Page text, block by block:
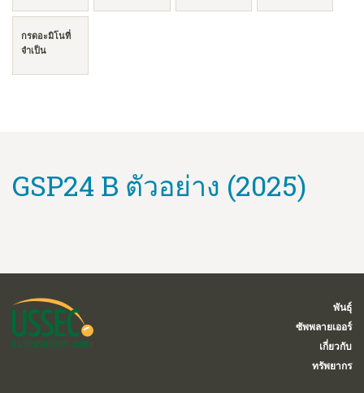
กรดอะมิโนที่
จำเป็น
GSP24 B ตัวอย่าง (2025)
พันธุ์
ซัพพลายเออร์
เกี่ยวกับ
ทรัพยากร